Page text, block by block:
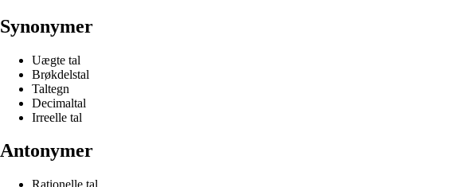
Synonymer
Uægte tal
Brøkdelstal
Taltegn
Decimaltal
Irreelle tal
Antonymer